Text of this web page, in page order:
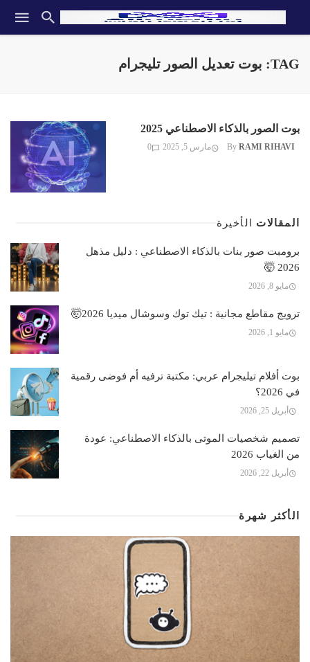
TAG: بوت تعديل الصور تليجرام
بوت الصور بالذكاء الاصطناعي 2025
By RAMI RIHAVI مارس 5, 2025 0
المقالات الأخيرة
برومبت صور بنات بالذكاء الاصطناعي : دليل مذهل
2026 🤯
مايو 8, 2026
ترويج مقاطع مجانية : تيك توك وسوشال ميديا 2026🤯
مايو 1, 2026
بوت أفلام تيليجرام عربي: مكتبة ترفيه أم فوضى رقمية
في 2026؟
أبريل 25, 2026
تصميم شخصيات الموتى بالذكاء الاصطناعي: عودة
من الغياب 2026
أبريل 22, 2026
الأكثر شهرة